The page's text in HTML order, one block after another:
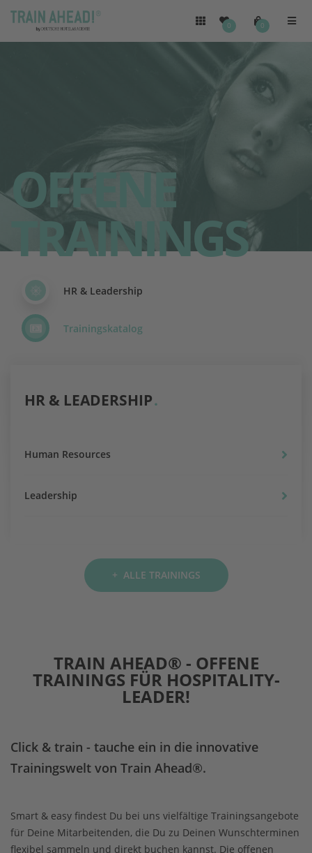
0 0
OFFENE
TRAININGS
HR & Leadership
Trainingskatalog
HR & LEADERSHIP
Human Resources
Leadership
+ ALLE TRAININGS
TRAIN AHEAD® - OFFENE
TRAININGS FÜR HOSPITALITY-
LEADER!
Click & train - tauche ein in die innovative
Trainingswelt von Train Ahead®.
Smart & easy findest Du bei uns vielfältige Trainingsangebote
für Deine Mitarbeitenden, die Du zu Deinen Wunschterminen
flexibel sammeln und direkt buchen kannst. Die offenen